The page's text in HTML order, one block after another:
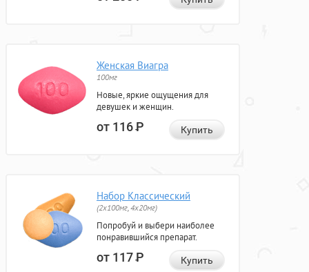
Женская Виагра
100мг
Новые, яркие ощущения для
девушек и женщин.
от 116Р Купить
Набор Классический
(2x100мг, 4x20мг)
Попробуй и выбери наиболее
понравившийся препарат.
от 117Р Купить